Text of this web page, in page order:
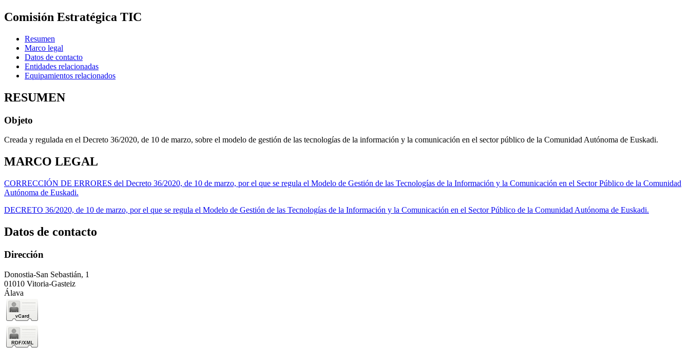
Comisión Estratégica TIC
Resumen
Marco legal
Datos de contacto
Entidades relacionadas
Equipamientos relacionados
RESUMEN
Objeto
Creada y regulada en el Decreto 36/2020, de 10 de marzo, sobre el modelo de gestión de las tecnologías de la información y la comunicación en el sector público de la Comunidad Autónoma de Euskadi.
MARCO LEGAL
CORRECCIÓN DE ERRORES del Decreto 36/2020, de 10 de marzo, por el que se regula el Modelo de Gestión de las Tecnologías de la Información y la Comunicación en el Sector Público de la Comunidad
Autónoma de Euskadi.
DECRETO 36/2020, de 10 de marzo, por el que se regula el Modelo de Gestión de las Tecnologías de la Información y la Comunicación en el Sector Público de la Comunidad Autónoma de Euskadi.
Datos de contacto
Dirección
Donostia-San Sebastián, 1
01010 Vitoria-Gasteiz
Álava